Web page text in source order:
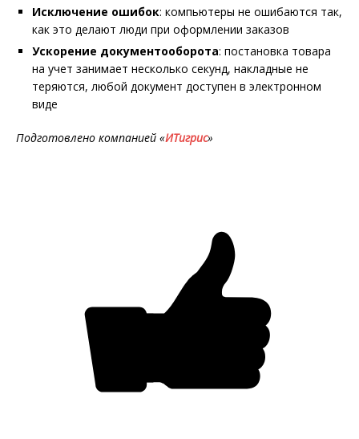
Исключение ошибок: компьютеры не ошибаются так,
как это делают люди при оформлении заказов
Ускорение документооборота: постановка товара
на учет занимает несколько секунд, накладные не
теряются, любой документ доступен в электронном
виде
Подготовлено компанией «ИТигрис»